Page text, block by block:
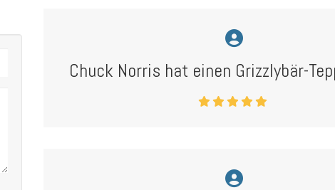
Chuck Norris hat einen Grizzlybär-